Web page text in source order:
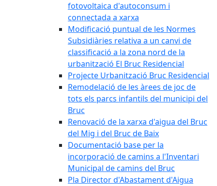
fotovoltaica d'autoconsum i
connectada a xarxa
Modificació puntual de les Normes
Subsidiàries relativa a un canvi de
classificació a la zona nord de la
urbanització El Bruc Residencial
Projecte Urbanització Bruc Residencial
Remodelació de les àrees de joc de
tots els parcs infantils del municipi del
Bruc
Renovació de la xarxa d'aigua del Bruc
del Mig i del Bruc de Baix
Documentació base per la
incorporació de camins a l'Inventari
Municipal de camins del Bruc
Pla Director d'Abastament d'Aigua